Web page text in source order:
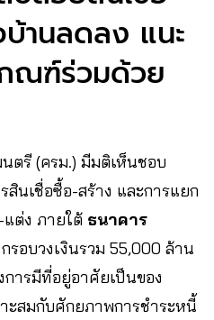
านลดลง แนะ
ณฑ์ร่วมด้วย
ตรี (ครม.) มีมติเห็นชอบ
นเชื่อซื้อ-สร้าง และการแยก
ต่ง ภายใต้ ธนาคาร
กรอบวงเงินรวม 55,000 ล้าน
ารมีที่อยู่อาศัยเป็นของ
ะสมกับศักยภาพการชำระหนี้